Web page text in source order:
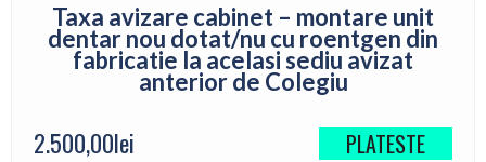
Taxa avizare cabinet – montare unit
dentar nou dotat/nu cu roentgen din
fabricatie la acelasi sediu avizat
anterior de Colegiu
2.500,00lei PLATESTE